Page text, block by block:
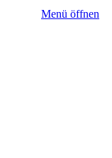
Menü öffnen